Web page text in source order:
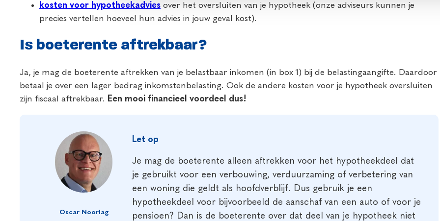
kosten voor hypotheekadvies over het oversluiten van je hypotheek (onze adviseurs kunnen je
precies vertellen hoeveel hun advies in jouw geval kost).
Is boeterente aftrekbaar?
Ja, je mag de boeterente aftrekken van je belastbaar inkomen (in box 1) bij de belastingaangifte. Daardoor
betaal je over een lager bedrag inkomstenbelasting. Ook de andere kosten voor je hypotheek oversluiten
zijn fiscaal aftrekbaar. Een mooi financieel voordeel dus!
Oscar Noorlag
Let op
Je mag de boeterente alleen aftrekken voor het hypotheekdeel dat
je gebruikt voor een verbouwing, verduurzaming of verbetering van
een woning die geldt als hoofdverblijf. Dus gebruik je een
hypotheekdeel voor bijvoorbeeld de aanschaf van een auto of voor je
pensioen? Dan is de boeterente over dat deel van je hypotheek niet